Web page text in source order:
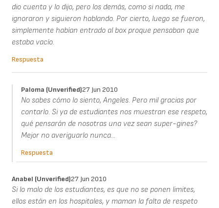
dio cuenta y lo dijo, pero los demás, como si nada, me
ignoraron y siguieron hablando. Por cierto, luego se fueron,
simplemente habían entrado al box proque pensaban que
estaba vacío.
Respuesta
Paloma (unverified)27 Jun 2010
No sabes cómo lo siento, Angeles. Pero mil gracias por
contarlo. Si ya de estudiantes nos muestran ese respeto,
qué pensarán de nosotras una vez sean super-gines?
Mejor no averiguarlo nunca...
Respuesta
Anabel (unverified)27 Jun 2010
Si lo malo de los estudiantes, es que no se ponen limites,
ellos están en los hospitales, y maman la falta de respeto